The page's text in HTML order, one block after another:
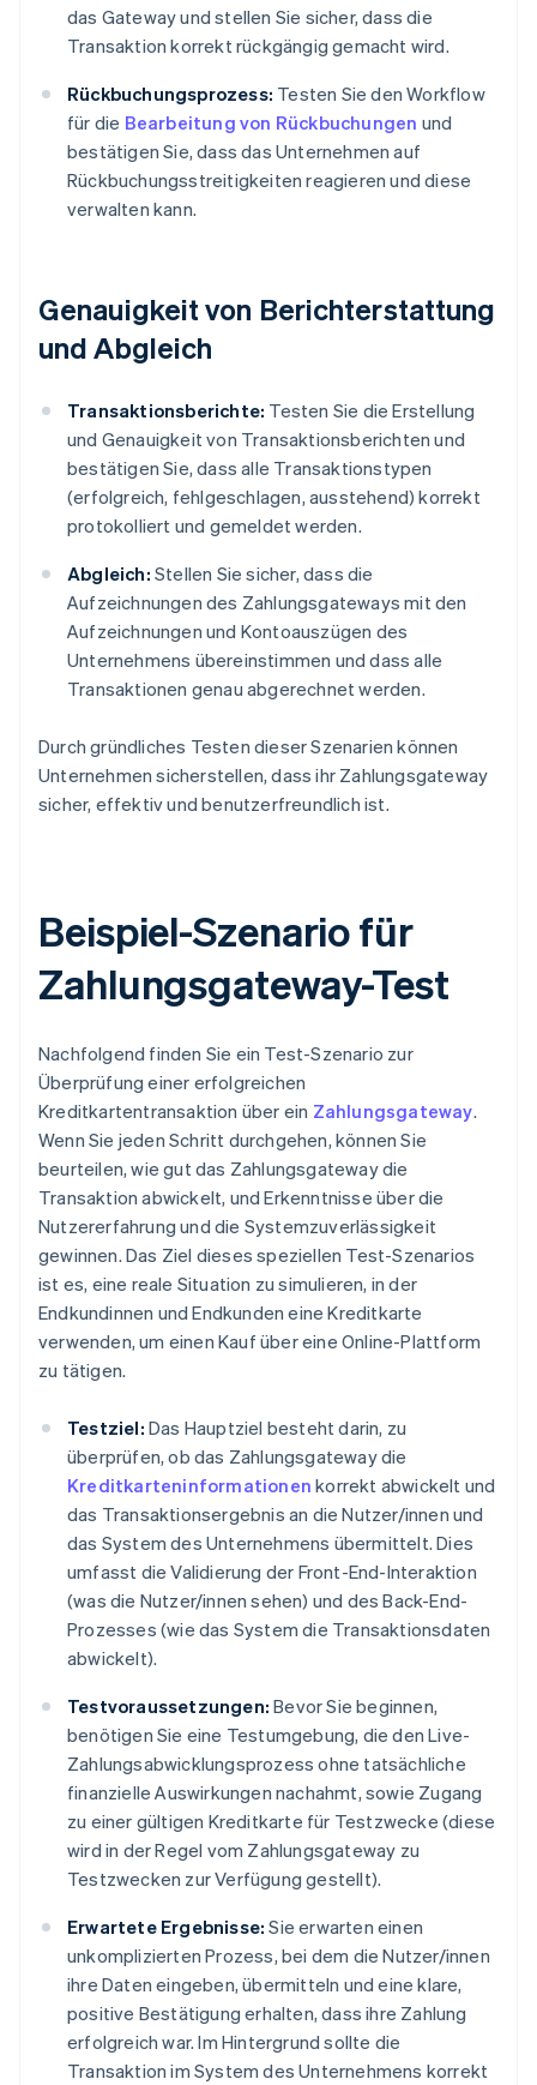
das Gateway und stellen Sie sicher, dass die
Transaktion korrekt rückgängig gemacht wird.
Rückbuchungsprozess: Testen Sie den Workflow
für die Bearbeitung von Rückbuchungen und
bestätigen Sie, dass das Unternehmen auf
Rückbuchungsstreitigkeiten reagieren und diese
verwalten kann.
Genauigkeit von Berichterstattung
und Abgleich
Transaktionsberichte: Testen Sie die Erstellung
und Genauigkeit von Transaktionsberichten und
bestätigen Sie, dass alle Transaktionstypen
(erfolgreich, fehlgeschlagen, ausstehend) korrekt
protokolliert und gemeldet werden.
Abgleich: Stellen Sie sicher, dass die
Aufzeichnungen des Zahlungsgateways mit den
Aufzeichnungen und Kontoauszügen des
Unternehmens übereinstimmen und dass alle
Transaktionen genau abgerechnet werden.
Durch gründliches Testen dieser Szenarien können
Unternehmen sicherstellen, dass ihr Zahlungsgateway
sicher, effektiv und benutzerfreundlich ist.
Beispiel-Szenario für
Zahlungsgateway-Test
Nachfolgend finden Sie ein Test-Szenario zur
Überprüfung einer erfolgreichen
Kreditkartentransaktion über ein Zahlungsgateway.
Wenn Sie jeden Schritt durchgehen, können Sie
beurteilen, wie gut das Zahlungsgateway die
Transaktion abwickelt, und Erkenntnisse über die
Nutzererfahrung und die Systemzuverlässigkeit
gewinnen. Das Ziel dieses speziellen Test-Szenarios
ist es, eine reale Situation zu simulieren, in der
Endkundinnen und Endkunden eine Kreditkarte
verwenden, um einen Kauf über eine Online-Plattform
zu tätigen.
Testziel: Das Hauptziel besteht darin, zu
überprüfen, ob das Zahlungsgateway die
Kreditkarteninformationen korrekt abwickelt und
das Transaktionsergebnis an die Nutzer/innen und
das System des Unternehmens übermittelt. Dies
umfasst die Validierung der Front-End-Interaktion
(was die Nutzer/innen sehen) und des Back-End-
Prozesses (wie das System die Transaktionsdaten
abwickelt).
Testvoraussetzungen: Bevor Sie beginnen,
benötigen Sie eine Testumgebung, die den Live-
Zahlungsabwicklungsprozess ohne tatsächliche
finanzielle Auswirkungen nachahmt, sowie Zugang
zu einer gültigen Kreditkarte für Testzwecke (diese
wird in der Regel vom Zahlungsgateway zu
Testzwecken zur Verfügung gestellt).
Erwartete Ergebnisse: Sie erwarten einen
unkomplizierten Prozess, bei dem die Nutzer/innen
ihre Daten eingeben, übermitteln und eine klare,
positive Bestätigung erhalten, dass ihre Zahlung
erfolgreich war. Im Hintergrund sollte die
Transaktion im System des Unternehmens korrekt